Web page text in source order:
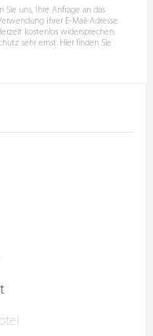
Sie uns, Ihre Anfrage an das
Ihrer E-Mail-Adresse
kostenlos widersprechen.
sehr ernst. Hier finden Sie